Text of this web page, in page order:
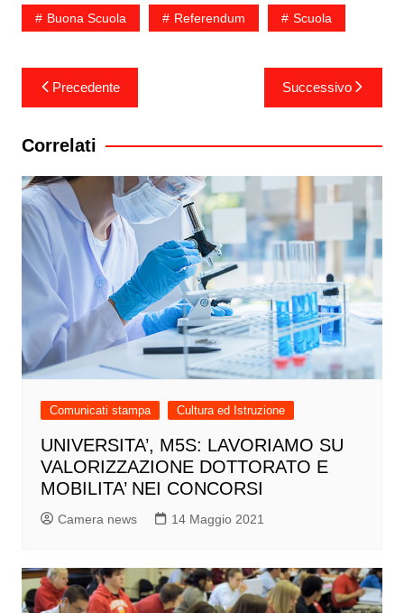
Buona Scuola Referendum Scuola
Navigazione
articoli
Precedente Successivo
Correlati
Comunicati stampa Cultura ed Istruzione
UNIVERSITA’, M5S: LAVORIAMO SU
VALORIZZAZIONE DOTTORATO E
MOBILITA’ NEI CONCORSI
Camera news 14 Maggio 2021